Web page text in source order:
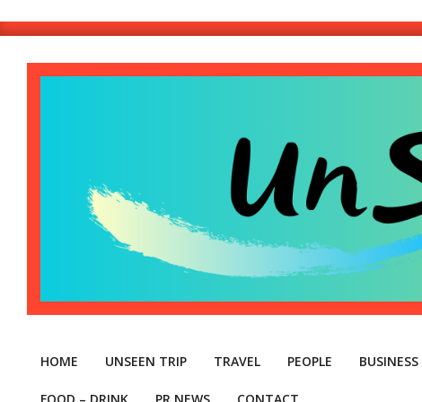
Skip
content
Unseen
HOME UNSEEN TRIP TRAVEL PEOPLE BUSINESS